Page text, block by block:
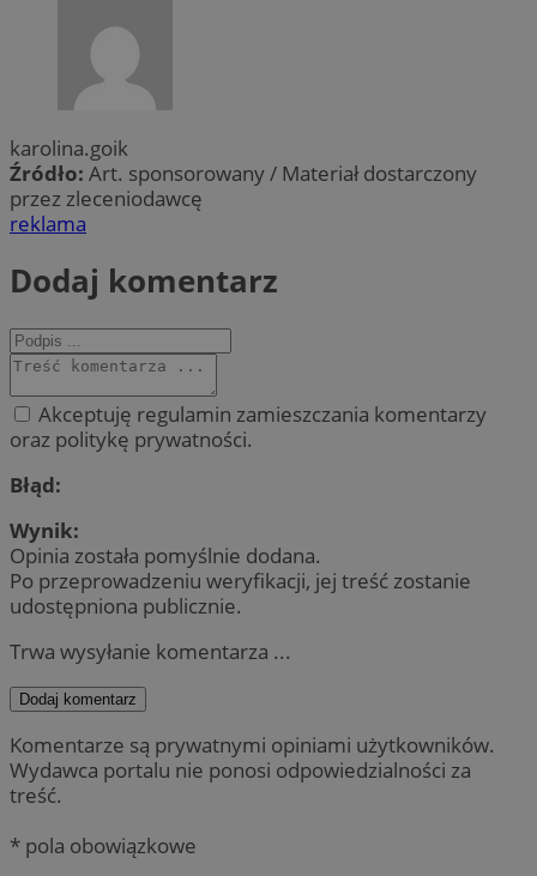
karolina.goik
Źródło: Art. sponsorowany / Materiał dostarczony
przez zleceniodawcę
reklama
Dodaj komentarz
Akceptuję regulamin zamieszczania komentarzy
oraz politykę prywatności.
Błąd:
Wynik:
Opinia została pomyślnie dodana.
Po przeprowadzeniu weryfikacji, jej treść zostanie
udostępniona publicznie.
Trwa wysyłanie komentarza ...
Dodaj komentarz
Komentarze są prywatnymi opiniami użytkowników.
Wydawca portalu nie ponosi odpowiedzialności za
treść.
* pola obowiązkowe